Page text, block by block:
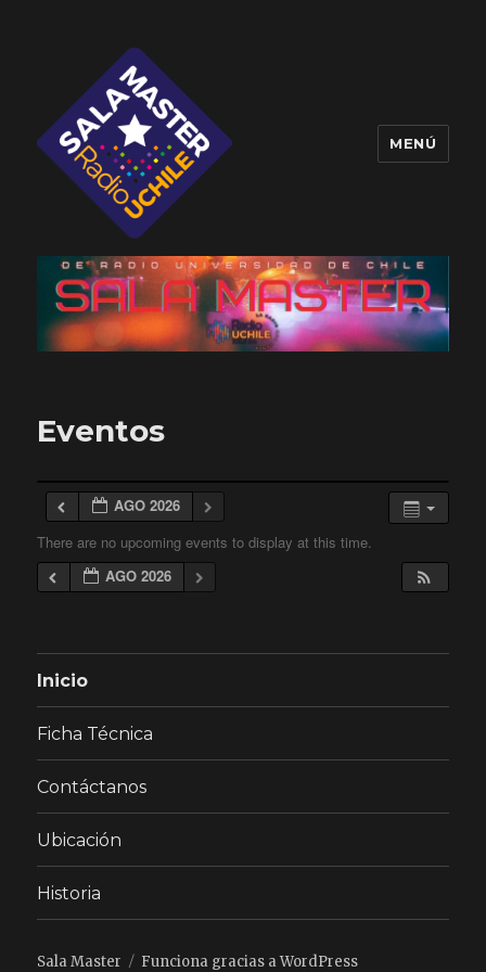
Sala Master
MENÚ
Eventos
AGO 2026
There are no upcoming events to display at this time.
AGO 2026
Inicio
Ficha Técnica
Contáctanos
Ubicación
Historia
Sala Master Funciona gracias a WordPress